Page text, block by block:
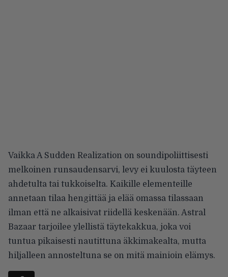
Vaikka A Sudden Realization on soundipoliittisesti
melkoinen runsaudensarvi, levy ei kuulosta täyteen
ahdetulta tai tukkoiselta. Kaikille elementeille
annetaan tilaa hengittää ja elää omassa tilassaan
ilman että ne alkaisivat riidellä keskenään. Astral
Bazaar tarjoilee ylellistä täytekakkua, joka voi
tuntua pikaisesti nautittuna äkkimakealta, mutta
hiljalleen annosteltuna se on mitä mainioin elämys.